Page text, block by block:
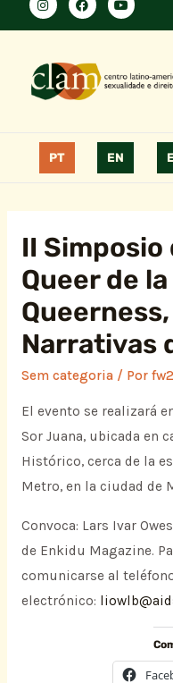
PT EN
II
Queer de
Narrativas
Sem categoria/ Por fw2
El evento se realizará
Sor Juana, ubicada en
Histórico, cerca de la
Metro, en la ciudad de
Convoca: Lars Ivar
de Enkidu Magazine.
comunicarse al
electrónico: